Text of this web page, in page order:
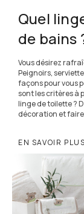
Quel
de bains
Vous désirez
Peignoirs,
façons pour vous
sont les critères à
linge de toilette ?
décoration et faire
EN SAVOIR PLUS